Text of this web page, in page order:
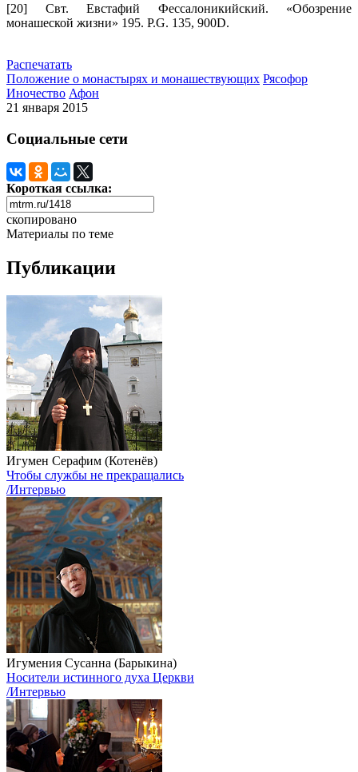
[20] Свт. Евстафий Фессалоникийский. «Обозрение
монашеской жизни» 195. P.G. 135, 900D.
Распечатать
Положение о монастырях и монашествующих Рясофор
Иночество Афон
21 января 2015
Социальные сети
Короткая ссылка:
скопировано
Материалы по теме
Публикации
Игумен Серафим (Котенёв)
Чтобы службы не прекращались
/Интервью
Игумения Сусанна (Барыкина)
Носители истинного духа Церкви
/Интервью